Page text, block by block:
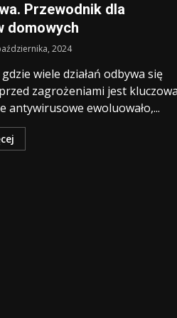
Przewodnik dla
domowych
2024
wiele działań odbywa się
zagrożeniami jest
antywirusowe ewoluowało,...